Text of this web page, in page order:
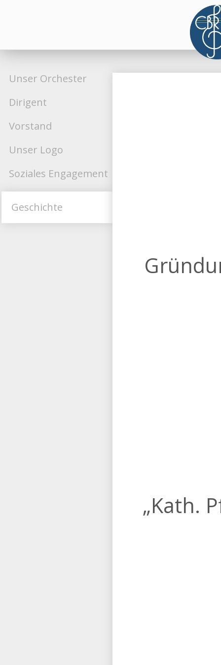
Unser Orchester
Dirigent
Vorstand
Unser Logo
Soziales Engagement
Geschichte
„Kath.